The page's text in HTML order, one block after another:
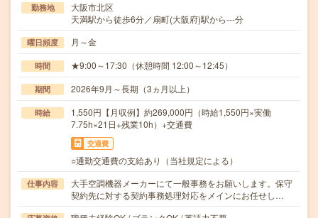
勤務地
大阪市北区
天満駅から徒歩6分／扇町(大阪府)駅から---分
曜日頻度 月～金
時間 ★9:00～17:30（休憩時間 12:00～12:45）
期間 2026年9月～長期（3ヵ月以上）
時給
1,550円【月収例】約269,000円（時給1,550円×実働
7.75h×21日+残業10h）+交通費
交通費
○通勤交通費の支給あり（当社規定による）
仕事内容
大手空調機器メーカーにて一般事務をお願いします。保守
契約先に対する契約事務処理対応をメインにお任せし…